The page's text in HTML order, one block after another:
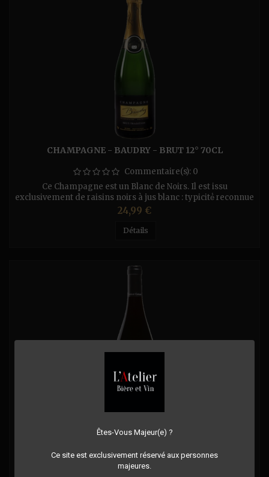
Êtes-Vous Majeur(e) ?
Ce site est exclusivement réservé aux personnes
majeures.
CHAMPAGNE - BAUDRY - BRUT 12° 70CL
Commentaire(s): 0
Ce Champagne est un Blanc de Noirs. Il est issu
exclusivement de raisins noirs à jus blanc : typicité́ reconnue
de la Côte des Bar. 100% Pinot Noir, il exprime la richesse de
notre terroir. Comme l’ensemble de nos cuvées, le Brut
Tradition est conservé trois ans, le dégorgement est réalisé́
Prix
24,99 €
Détails
CAVE CAIRANNE - CHÊNE NOIR - COTES DU RHÔNE 14°
Commentaire(s):0